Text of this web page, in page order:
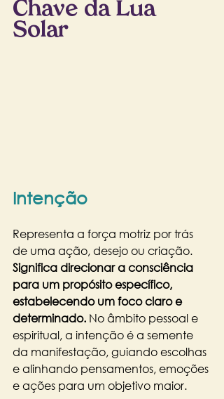
Chave da Lua
Solar
Intenção
Representa a força motriz por trás
de uma ação, desejo ou criação.
Significa direcionar a consciência
para um propósito específico,
estabelecendo um foco claro e
determinado. No âmbito pessoal e
espiritual, a intenção é a semente
da manifestação, guiando escolhas
e alinhando pensamentos, emoções
e ações para um objetivo maior.